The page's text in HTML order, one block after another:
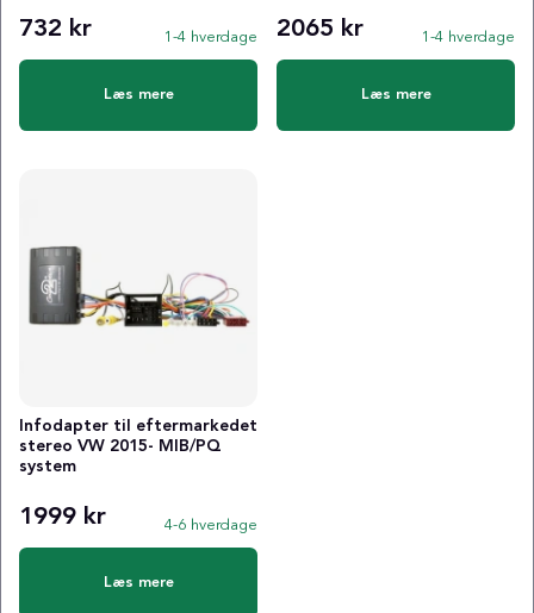
732 kr 1-4 hverdage
Læs mere
2065 kr 1-4 hverdage
Læs mere
Infodapter til eftermarkedet
stereo VW 2015- MIB/PQ
system
1999 kr 4-6 hverdage
Læs mere